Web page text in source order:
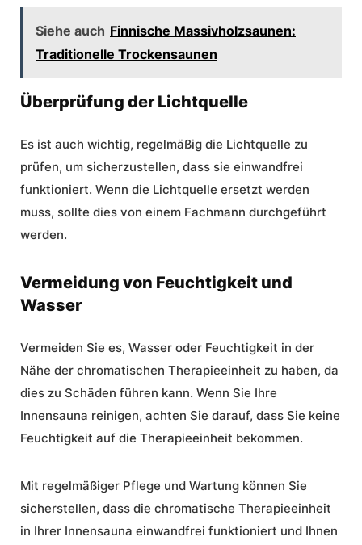
Siehe auch Finnische Massivholzsaunen:
Traditionelle Trockensaunen
Überprüfung der Lichtquelle
Es ist auch wichtig, regelmäßig die Lichtquelle zu
prüfen, um sicherzustellen, dass sie einwandfrei
funktioniert. Wenn die Lichtquelle ersetzt werden
muss, sollte dies von einem Fachmann durchgeführt
werden.
Vermeidung von Feuchtigkeit und
Wasser
Vermeiden Sie es, Wasser oder Feuchtigkeit in der
Nähe der chromatischen Therapieeinheit zu haben, da
dies zu Schäden führen kann. Wenn Sie Ihre
Innensauna reinigen, achten Sie darauf, dass Sie keine
Feuchtigkeit auf die Therapieeinheit bekommen.
Mit regelmäßiger Pflege und Wartung können Sie
sicherstellen, dass die chromatische Therapieeinheit
in Ihrer Innensauna einwandfrei funktioniert und Ihnen